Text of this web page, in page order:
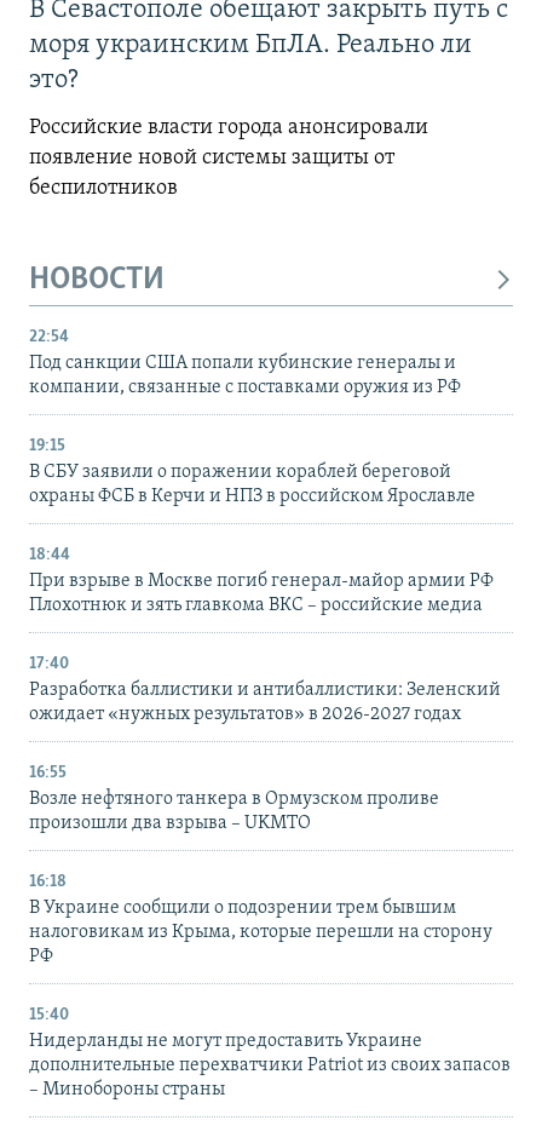
В Севастополе обещают закрыть путь с
моря украинским БпЛА. Реально ли
это?
Российские власти города анонсировали
появление новой системы защиты от
беспилотников
НОВОСТИ
22:54
Под санкции США попали кубинские генералы и
компании, связанные с поставками оружия из РФ
19:15
В СБУ заявили о поражении кораблей береговой
охраны ФСБ в Керчи и НПЗ в российском Ярославле
18:44
При взрыве в Москве погиб генерал-майор армии РФ
Плохотнюк и зять главкома ВКС – российские медиа
17:40
Разработка баллистики и антибаллистики: Зеленский
ожидает «нужных результатов» в 2026-2027 годах
16:55
Возле нефтяного танкера в Ормузском проливе
произошли два взрыва – UKMTO
16:18
В Украине сообщили о подозрении трем бывшим
налоговикам из Крыма, которые перешли на сторону
РФ
15:40
Нидерланды не могут предоставить Украине
дополнительные перехватчики Patriot из своих запасов
– Минобороны страны